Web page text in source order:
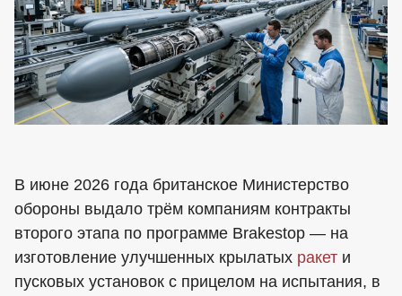
В июне 2026 года британское Министерство
обороны выдало трём компаниям контракты
второго этапа по программе Brakestop — на
изготовление улучшенных крылатых ракет и
пусковых установок с прицелом на испытания, в